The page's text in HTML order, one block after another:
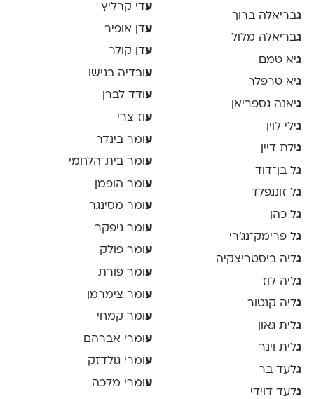
גבריאלה ברוך
גבריאלה מלול
גיא טמם
גיא טרפלר
גיאנה גספריאן
גילי לוין
גילת דיין
גל בן־דוד
גל זוננפלד
גל כהן
גל פרימק־נג׳רי
גליה ביסטריצקיה
גליה לוז
גליה קנטור
גלית גאון
גלית וינר
גלעד בר
גלעד דוידי
עדי קרליץ
עדן אופיר
עדן קולר
ע ובדיה בנישו
עודד לברן
ע וז צרי
עומר בינדר
ע ומר בית־הלחמי
ע ומר הופמן
עומר מסינגר
ע ומר ניפקר
עומר פולק
ע ומר פורת
ע ומר צימרמן
עומר קמחי
ע ומרי אברהם
עומרי גולדזק
ע ומרי מלכה